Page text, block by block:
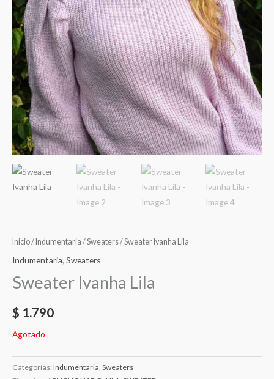
Inicio/ Indumentaria /Sweaters/ Sweater Ivanha Lila
Indumentaria, Sweaters
Sweater Ivanha Lila
$ 1.790
Agotado
Categorías: Indumentaria Sweaters